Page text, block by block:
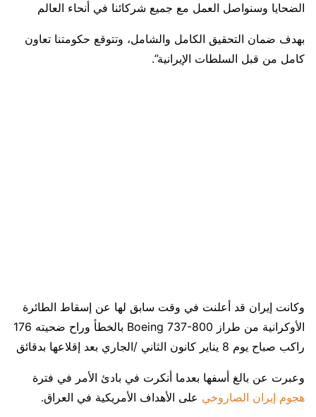
الضحايا وسنواصل العمل مع جميع شركائنا في أنحاء العالم
بهدف ضمان التحقيق الكامل والشامل، وتتوقع حكومتنا تعاون
كامل من قبل السلطات الإيرانية”.
وكانت إيران قد أعلنت في وقت سابق لها عن إسقاط الطائرة
الأوكرانية من طراز Boeing 737-800 بالخطأ وراح ضحيته 176
راكب صباح يوم 8 يناير كانون الثاني /الجاري بعد إقلاعها بدقائق
وعبرت عن بالغ أسفها بعدما أنكرت في بادئ الأمر في فترة
هجوم إيران الصاروخي على الأهداف الأمريكية في العراق.